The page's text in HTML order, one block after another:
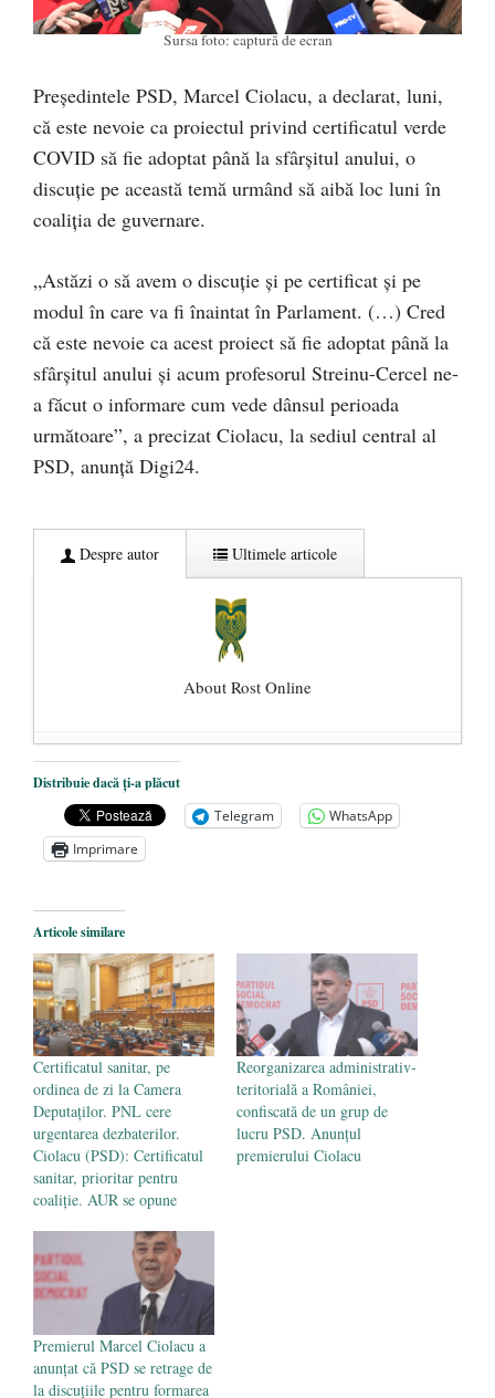
Sursa foto: captură de ecran
Preşedintele PSD, Marcel Ciolacu, a declarat, luni,
că este nevoie ca proiectul privind certificatul verde
COVID să fie adoptat până la sfârşitul anului, o
discuţie pe această temă urmând să aibă loc luni în
coaliţia de guvernare.
„Astăzi o să avem o discuţie şi pe certificat şi pe
modul în care va fi înaintat în Parlament. (…) Cred
că este nevoie ca acest proiect să fie adoptat până la
sfârşitul anului şi acum profesorul Streinu-Cercel ne-
a făcut o informare cum vede dânsul perioada
următoare”, a precizat Ciolacu, la sediul central al
PSD, anunță Digi24.
Despre autor Ultimele articole
About Rost Online
Dezvăluiri cutremurătoare despre
președintele Ucrainei, Volodymyr
Zelensky
- 13 mai 2026
Statul care servește Națiunea
Legea Vexler produce efecte. Bustul
poetului Octavian Goga, înlăturat din Iași
- 16 aprilie 2026
Distribuie dacă ți-a plăcut
Telegram
WhatsApp
Imprimare
Articole similare
Certificatul sanitar, pe
ordinea de zi la Camera
Deputaților. PNL cere
urgentarea dezbaterilor.
Ciolacu (PSD): Certificatul
sanitar, prioritar pentru
coaliție. AUR se opune
Reorganizarea administrativ-
teritorială a României,
confiscată de un grup de
lucru PSD. Anunțul
premierului Ciolacu
Premierul Marcel Ciolacu a
anunțat că PSD se retrage de
la discuțiile pentru formarea